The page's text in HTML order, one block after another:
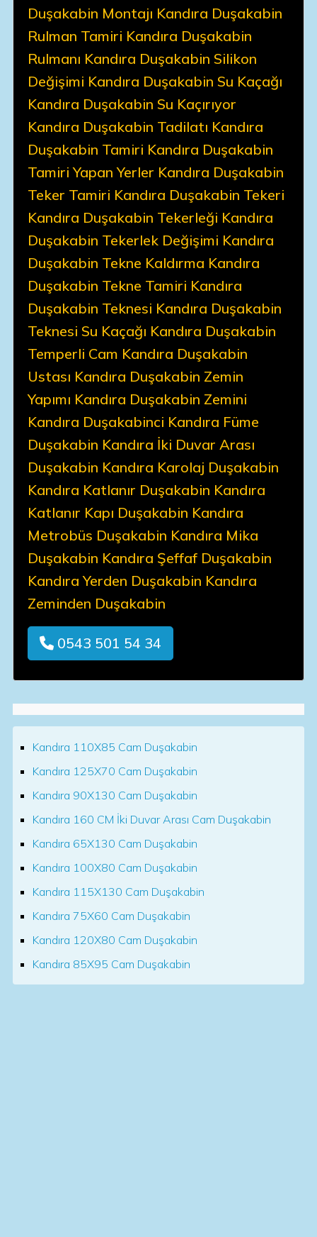
Duşakabin Montajı Kandıra Duşakabin
Rulman Tamiri Kandıra Duşakabin
Rulmanı Kandıra Duşakabin Silikon
Değişimi Kandıra Duşakabin Su Kaçağı
Kandıra Duşakabin Su Kaçırıyor
Kandıra Duşakabin Tadilatı Kandıra
Duşakabin Tamiri Kandıra Duşakabin
Tamiri Yapan Yerler Kandıra Duşakabin
Teker Tamiri Kandıra Duşakabin Tekeri
Kandıra Duşakabin Tekerleği Kandıra
Duşakabin Tekerlek Değişimi Kandıra
Duşakabin Tekne Kaldırma Kandıra
Duşakabin Tekne Tamiri Kandıra
Duşakabin Teknesi Kandıra Duşakabin
Teknesi Su Kaçağı Kandıra Duşakabin
Temperli Cam Kandıra Duşakabin
Ustası Kandıra Duşakabin Zemin
Yapımı Kandıra Duşakabin Zemini
Kandıra Duşakabinci Kandıra Füme
Duşakabin Kandıra İki Duvar Arası
Duşakabin Kandıra Karolaj Duşakabin
Kandıra Katlanır Duşakabin Kandıra
Katlanır Kapı Duşakabin Kandıra
Metrobüs Duşakabin Kandıra Mika
Duşakabin Kandıra Şeffaf Duşakabin
Kandıra Yerden Duşakabin Kandıra
Zeminden Duşakabin
0543 501 54 34
Kandıra 110X85 Cam Duşakabin
Kandıra 125X70 Cam Duşakabin
Kandıra 90X130 Cam Duşakabin
Kandıra 160 CM İki Duvar Arası Cam Duşakabin
Kandıra 65X130 Cam Duşakabin
Kandıra 100X80 Cam Duşakabin
Kandıra 115X130 Cam Duşakabin
Kandıra 75X60 Cam Duşakabin
Kandıra 120X80 Cam Duşakabin
Kandıra 85X95 Cam Duşakabin